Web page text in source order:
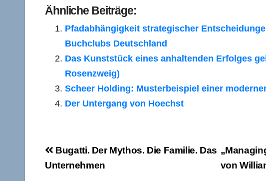
Ähnliche Beiträge:
Pfadabhängigkeit strategischer
Buchclubs Deutschland
Das Kunststück eines anhaltenden Erfolges
Rosenzweig)
Scheer Holding: Musterbeispiel einer
Der Untergang von Hoechst
Beitragsnavigation
von
Bugatti. Der Mythos. Die Familie. Das
Unternehmen